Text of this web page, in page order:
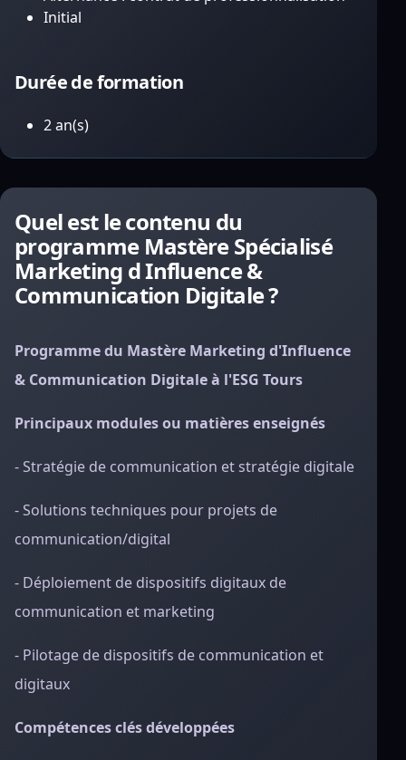
Initial
Durée de formation
2 an(s)
Quel est le contenu du
programme Mastère Spécialisé
Marketing d Influence &
Communication Digitale ?
Programme du Mastère Marketing d'Influence
& Communication Digitale à l'ESG Tours
Principaux modules ou matières enseignés
- Stratégie de communication et stratégie digitale
- Solutions techniques pour projets de
communication/digital
- Déploiement de dispositifs digitaux de
communication et marketing
- Pilotage de dispositifs de communication et
digitaux
Compétences clés développées